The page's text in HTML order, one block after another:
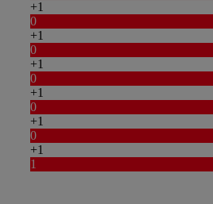
+1
0
+1
0
+1
0
+1
0
+1
0
+1
1